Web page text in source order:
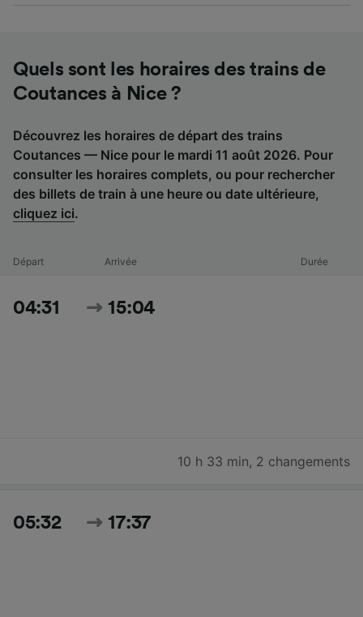
Quels sont les horaires des trains de
Coutances à Nice ?
Découvrez les horaires de départ des trains
Coutances — Nice pour le mardi 11 août 2026. Pour
consulter les horaires complets, ou pour rechercher
des billets de train à une heure ou date ultérieure,
cliquez ici.
Départ Arrivée Durée
04:31 15:04
10 h 33 min, 2 changements
05:32 17:37